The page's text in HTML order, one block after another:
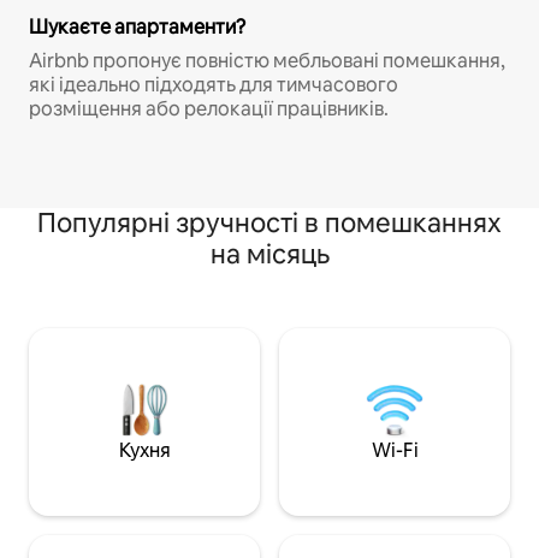
Шукаєте апартаменти?
Airbnb пропонує повністю мебльовані помешкання,
які ідеально підходять для тимчасового
розміщення або релокації працівників.
Популярні зручності в помешканнях
на місяць
Кухня Wi-Fi